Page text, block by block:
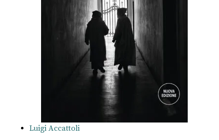
Luigi Accattoli